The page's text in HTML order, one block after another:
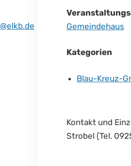
Gemeindehaus
Kategorien
Blau-Kreuz-
Kontakt und
Strobel (Tel.